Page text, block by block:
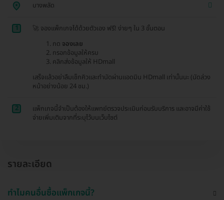
บางพลัด
1
🚀 จองแพ็กเกจได้ด้วยตัวเอง ฟรี! ง่ายๆ ใน 3 ขั้นตอน
กด จองเลย
กรอกข้อมูลให้ครบ
คลิกส่งข้อมูลให้ HDmall
เสร็จแล้วอย่าลืมเช็กคิวและทำนัดผ่านแอดมิน HDmall เท่านั้นนะ (นัดล่วง
หน้าอย่างน้อย 24 ชม.)
2
แพ็กเกจนี้จำเป็นต้องให้แพทย์ตรวจประเมินก่อนรับบริการ และอาจมีค่าใช้
จ่ายเพิ่มเติมจากที่ระบุไว้บนเว็บไซต์
รายละเอียด
ทำไมคนอื่นซื้อแพ็กเกจนี้?